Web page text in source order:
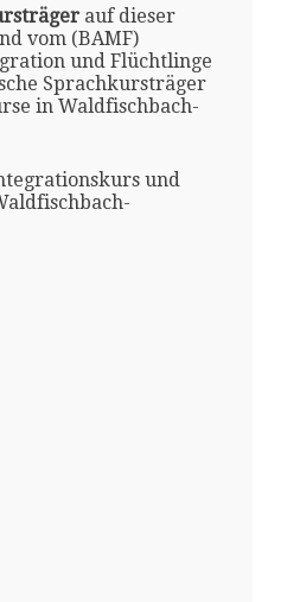
auf dieser
vom (BAMF)
und Flüchtlinge
Sprachkursträger
in Waldfischbach-
und